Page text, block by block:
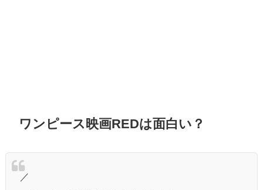
ワンピース映画REDは面白い？
／